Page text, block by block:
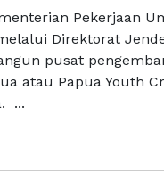
Pekerjaan
Direktorat
pusat
atau Papua Youth
...